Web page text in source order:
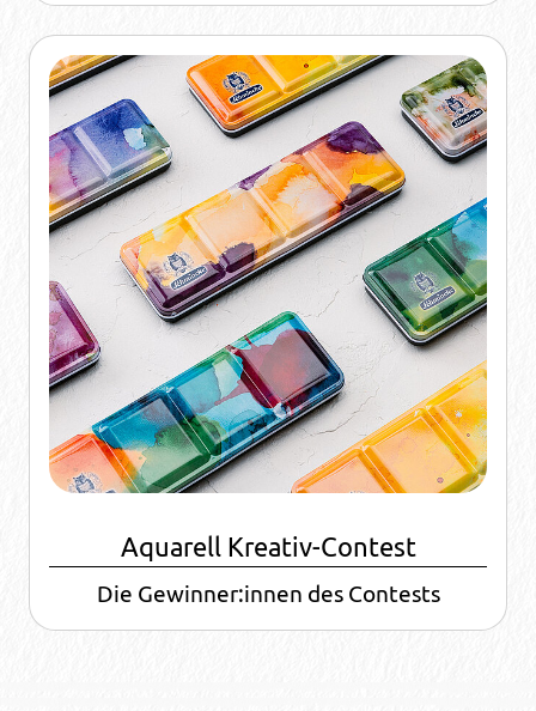
Aquarell Kreativ-Contest
Die Gewinner:innen des Contests